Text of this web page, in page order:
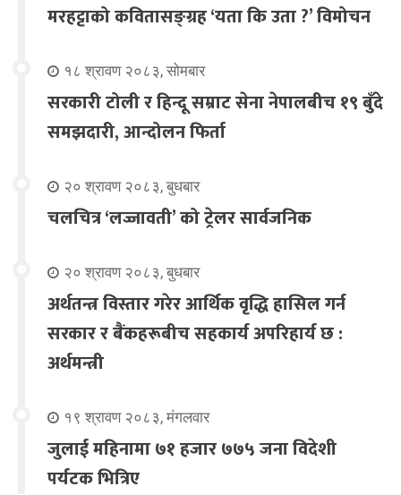
मरहट्टाको कवितासङ्ग्रह ‘यता कि उता ?’ विमोचन
१८ श्रावण २०८३, सोमबार
सरकारी टोली र हिन्दू सम्राट सेना नेपालबीच १९ बुँदे
समझदारी, आन्दोलन फिर्ता
२० श्रावण २०८३, बुधबार
चलचित्र ‘लज्जावती’ को ट्रेलर सार्वजनिक
२० श्रावण २०८३, बुधबार
अर्थतन्त्र विस्तार गरेर आर्थिक वृद्धि हासिल गर्न
सरकार र बैंकहरूबीच सहकार्य अपरिहार्य छ :
अर्थमन्त्री
१९ श्रावण २०८३, मंगलवार
जुलाई महिनामा ७१ हजार ७७५ जना विदेशी
पर्यटक भित्रिए